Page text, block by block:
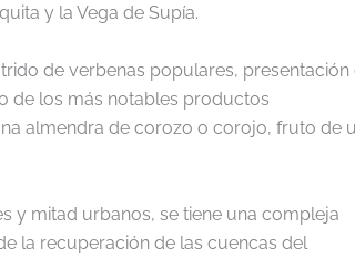
y la Vega de Supía.
de verbenas populares, presentación
de los más notables productos
almendra de corozo o corojo, fruto de
y mitad urbanos, se tiene una compleja
la recuperación de las cuencas del